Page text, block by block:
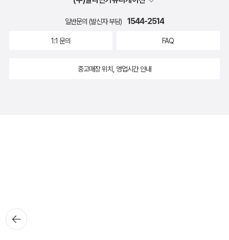
뒤로가
기
일반문의 (발신자 부담) 1544-2514
1:1 문의 FAQ
중고매장 위치, 영업시간 안내